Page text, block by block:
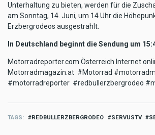
Unterhaltung zu bieten, werden für die
am Sonntag, 14. Juni, um 14 Uhr die
Erzbergrodeos ausgestrahlt.
In Deutschland beginnt die Sendung um
Motorradreporter.com Österreich Internet
Motorradmagazin.at #Motorrad
#motorradreporter #redbullerzbergrodeo
TAGS REDBULLERZBERGRODEO SERVUSTV